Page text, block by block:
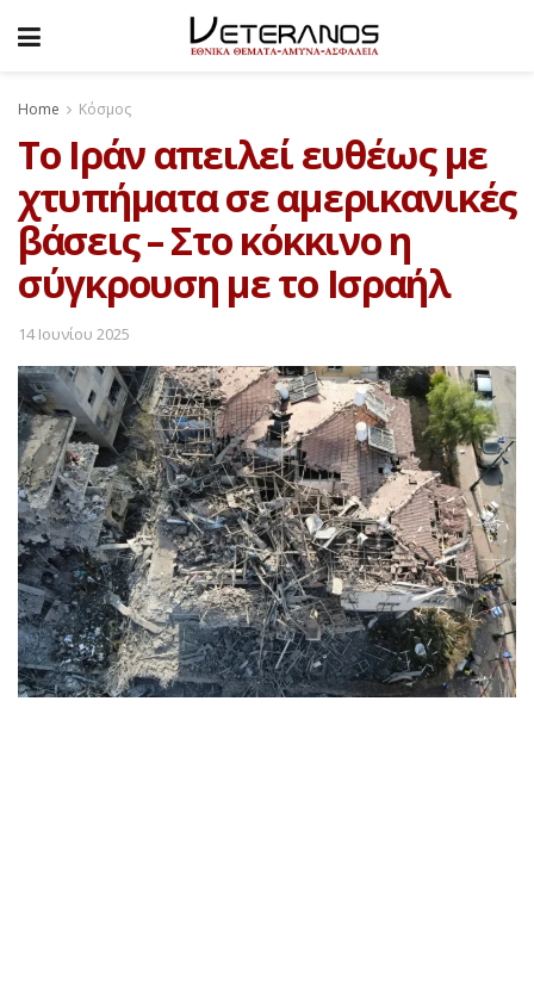
Home Κόσμος
Το Ιράν απειλεί ευθέως με
χτυπήματα σε αμερικανικές
βάσεις – Στο κόκκινο η
σύγκρουση με το Ισραήλ
14 Ιουνίου 2025